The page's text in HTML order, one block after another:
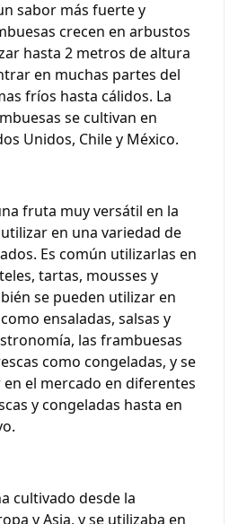
sabor más fuerte y
crecen en arbustos
hasta 2 metros de altura
en muchas partes del
fríos hasta cálidos. La
se cultivan en
Unidos, Chile y México.
fruta muy versátil en la
en una variedad de
Es común utilizarlas en
tartas, mousses y
se pueden utilizar en
ensaladas, salsas y
las frambuesas
como congeladas, y se
el mercado en diferentes
y congeladas hasta en
cultivado desde la
y Asia, y se utilizaba en